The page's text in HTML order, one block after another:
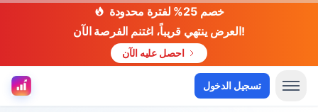
خصم 25% لفترة محدودة
العرض ينتهي قريباً، اغتنم الفرصة الآن!
احصل عليه الآن
تسجيل الدخول